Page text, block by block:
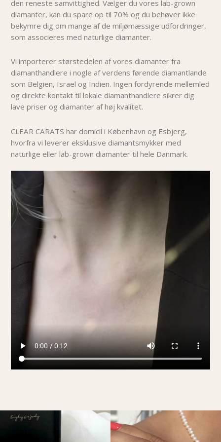
den reneste samvittighed. Vælger du vores lab-grown
diamanter, kan du spare op til 70% og du behøver ikke
bekymre dig om mange af de miljømæssige udfordringer,
som associeres med naturlige diamanter.
Vi importerer størstedelen af vores diamanter fra
diamanthandlere i nogle af verdens førende diamantlande
som Belgien, Israel og Indien. Ingen fordyrende mellemled
og direkte kontakt til lokale diamanthandlere sikrer dig
lave priser og diamanter af høj kvalitet.
CLEAR CARATS har domicil i København og Esbjerg,
hvorfra vi leverer eksklusive diamantsmykker med
naturlige eller lab-grown diamanter til hele Danmark.